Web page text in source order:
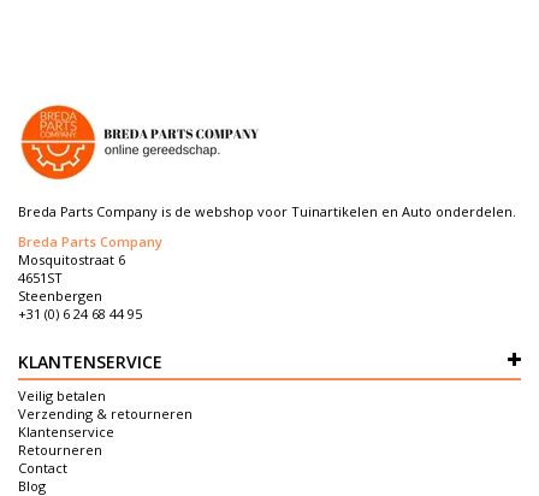
Breda Parts Company is de webshop voor Tuinartikelen en Auto onderdelen.
Breda Parts Company
Mosquitostraat 6
4651ST
Steenbergen
+31 (0) 6 24 68 44 95
KLANTENSERVICE
Veilig betalen
Verzending & retourneren
Klantenservice
Retourneren
Contact
Blog